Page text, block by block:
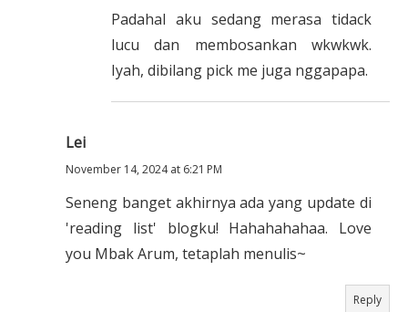
Padahal aku sedang merasa tidack
lucu dan membosankan wkwkwk.
Iyah, dibilang pick me juga nggapapa.
Lei
November 14, 2024 at 6:21 PM
Seneng banget akhirnya ada yang update di
'reading list' blogku! Hahahahahaa. Love
you Mbak Arum, tetaplah menulis~
Reply